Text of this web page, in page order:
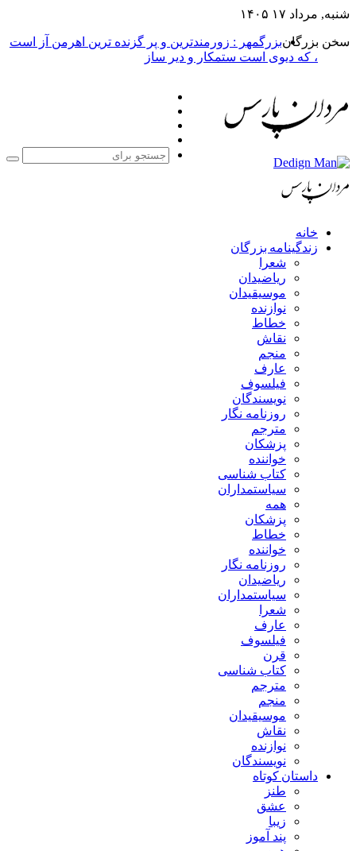
شنبه, مرداد ۱۷ ۱۴۰۵
سخن بزرگانبزرگمهر : زورمندترین و پر گزنده ترین اهرمن آز است
، که دیوی است ستمکار و دیر ساز
خانه
زندگینامه بزرگان
شعرا
ریاضیدان
موسیقیدان
نوازنده
خطاط
نقاش
منجم
عارف
فیلسوف
نویسندگان
روزنامه نگار
مترجم
پزشکان
خواننده
کتاب شناسی
سیاستمداران
همه
پزشکان
خطاط
خواننده
روزنامه نگار
ریاضیدان
سیاستمداران
شعرا
عارف
فیلسوف
قرن
کتاب شناسی
مترجم
منجم
موسیقیدان
نقاش
نوازنده
نویسندگان
داستان کوتاه
طنز
عشق
زیبا
پند آموز